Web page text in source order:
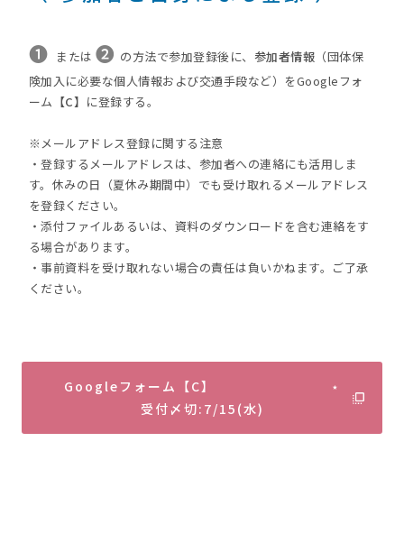
❶ または❷ の方法で参加登録後に、 参加者情報 （団体保
険加入に必要な個人情報および交通手段など）をGoogleフォ
ーム 【C】 に登録する。
※メールアドレス登録に関する注意
・登録するメールアドレスは、参加者への連絡にも活用しま
す。休みの日（夏休み期間中）でも受け取れるメールアドレス
を登録ください。
・添付ファイルあるいは、資料のダウンロードを含む連絡をす
る場合があります。
・事前資料を受け取れない場合の責任は負いかねます。ご了承
ください。
Googleフォーム【C】 ⋆
受付〆切:7/15(水)